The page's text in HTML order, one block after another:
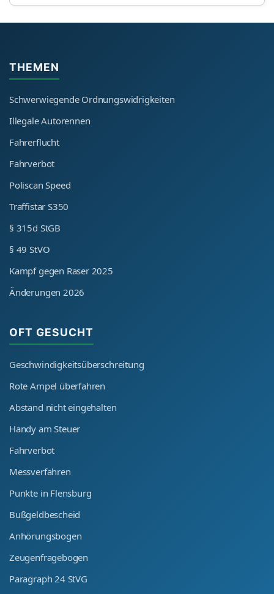
THEMEN
Schwerwiegende Ordnungswidrigkeiten
Illegale Autorennen
Fahrerflucht
Fahrverbot
Poliscan Speed
Traffistar S350
§ 315d StGB
§ 49 StVO
Kampf gegen Raser 2025
Änderungen 2026
OFT GESUCHT
Geschwindigkeitsüberschreitung
Rote Ampel überfahren
Abstand nicht eingehalten
Handy am Steuer
Fahrverbot
Messverfahren
Punkte in Flensburg
Bußgeldbescheid
Anhörungsbogen
Zeugenfragebogen
Paragraph 24 StVG